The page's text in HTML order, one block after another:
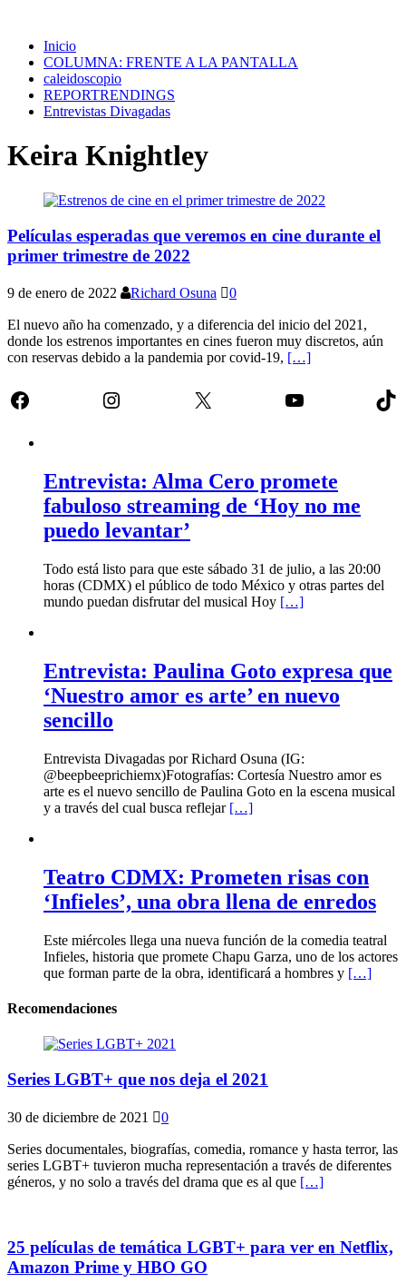
Inicio
COLUMNA: FRENTE A LA PANTALLA
caleidoscopio
REPORTRENDINGS
Entrevistas Divagadas
Keira Knightley
Películas esperadas que veremos en cine durante el
primer trimestre de 2022
9 de enero de 2022 Richard Osuna 0
El nuevo año ha comenzado, y a diferencia del inicio del 2021,
donde los estrenos importantes en cines fueron muy discretos, aún
con reservas debido a la pandemia por covid-19, […]
Facebook Instagram X YouTube
Entrevista: Alma Cero promete
fabuloso streaming de ‘Hoy no me
puedo levantar’
Todo está listo para que este sábado 31 de julio, a las 20:00
horas (CDMX) el público de todo México y otras partes del
mundo puedan disfrutar del musical Hoy […]
Entrevista: Paulina Goto expresa que
‘Nuestro amor es arte’ en nuevo
sencillo
Entrevista Divagadas por Richard Osuna (IG:
@beepbeeprichiemx)Fotografías: Cortesía Nuestro amor es
arte es el nuevo sencillo de Paulina Goto en la escena musical
y a través del cual busca reflejar […]
Teatro CDMX: Prometen risas con
‘Infieles’, una obra llena de enredos
Este miércoles llega una nueva función de la comedia teatral
Infieles, historia que promete Chapu Garza, uno de los actores
que forman parte de la obra, identificará a hombres y […]
Recomendaciones
Series LGBT+ que nos deja el 2021
30 de diciembre de 2021 0
Series documentales, biografías, comedia, romance y hasta terror, las
series LGBT+ tuvieron mucha representación a través de diferentes
géneros, y no solo a través del drama que es al que […]
25 películas de temática LGBT+ para ver en Netflix,
Amazon Prime y HBO GO